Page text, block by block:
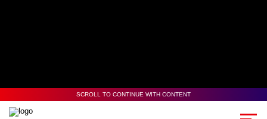
SCROLL TO CONTINUE WITH CONTENT